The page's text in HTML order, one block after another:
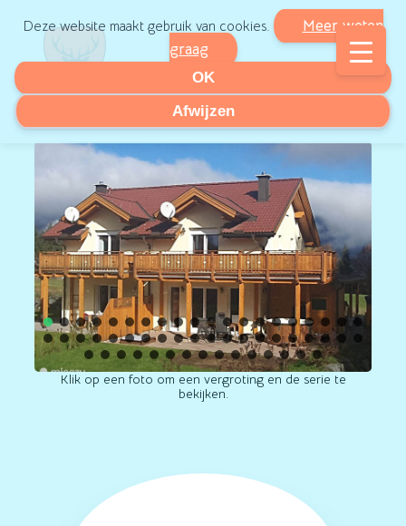
Deze website maakt gebruik van cookies.
Meer weten
graag
OK
Afwijzen
Klik op een foto om een vergroting en de serie te
bekijken.